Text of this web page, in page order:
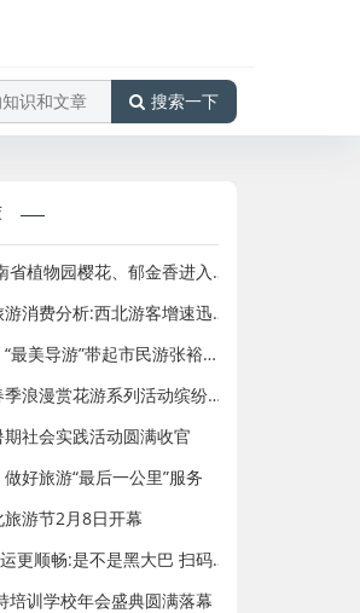
搜索一下
尔、多伦多国际航班增频至每周2班
雨中赏花 湖南省植物园樱花、郁金香进入盛花期
区域消费者旅游消费分析:西北游客增速迅猛 定制游人气高
【行业关注】“最美导游”带起市民游张裕新热情
郑州二七区春季浪漫赏花游系列活动缤纷绽放
社会实践活动圆满收官
好旅游“最后一公里”服务
游节2月8日开幕
“黑科技”助春运更顺畅:是不是黑大巴 扫码就知道
培训学校年会盛典圆满落幕